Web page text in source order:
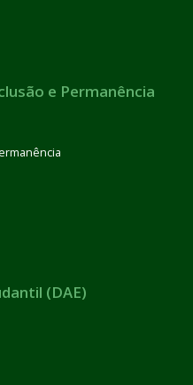
e Permanência
(DAE)